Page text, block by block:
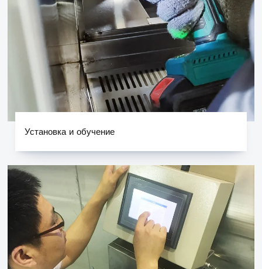
Установка и обучение